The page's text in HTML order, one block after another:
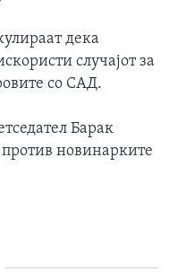
дека
случајот за
со САД.
Барак
новинарките